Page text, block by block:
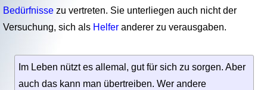
Bedürfnissezu vertreten. Sie unterliegen auch nicht der
Versuchung, sich als Helferanderer zu verausgaben.
Im Leben nützt es allemal, gut für sich zu sorgen. Aber
auch das kann man über­treiben. Wer andere